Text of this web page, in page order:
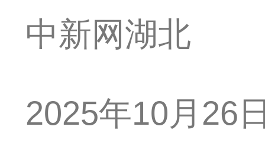
中新网湖北
2025年10月26